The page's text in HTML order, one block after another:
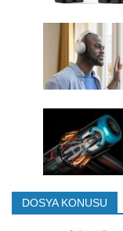
DOSYA KONUSU